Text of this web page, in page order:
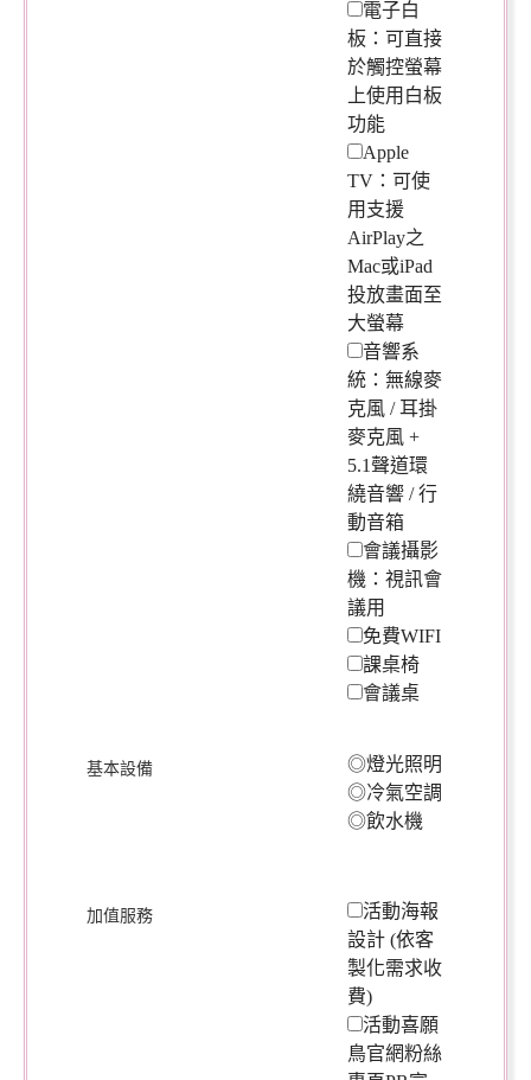
電子白
板：可直接
於觸控螢幕
上使用白板
功能
Apple
TV：可使
用支援
AirPlay之
Mac或iPad
投放畫面至
大螢幕
音響系
統：無線麥
克風 / 耳掛
麥克風 +
5.1聲道環
繞音響 / 行
動音箱
會議攝影
機：視訊會
議用
免費WIFI
課桌椅
會議桌
基本設備
◎燈光照明
◎冷氣空調
◎飲水機
加值服務
活動海報
設計 (依客
製化需求收
費)
活動喜願
鳥官網粉絲